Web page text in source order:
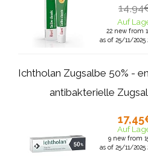
Auf
22 new from
as of 25/11/2025
Ichtholan Zugsalbe 50% -
antibakterielle
Auf
9 new from
as of 25/11/2025